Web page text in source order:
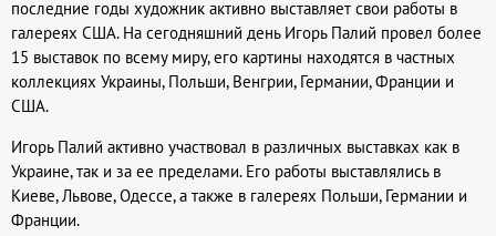
последние годы художник активно выставляет свои работы в
галереях США. На сегодняшний день Игорь Палий провел более
15 выставок по всему миру, его картины находятся в частных
коллекциях Украины, Польши, Венгрии, Германии, Франции и
США.
Игорь Палий активно участвовал в различных выставках как в
Украине, так и за ее пределами. Его работы выставлялись в
Киеве, Львове, Одессе, а также в галереях Польши, Германии и
Франции.